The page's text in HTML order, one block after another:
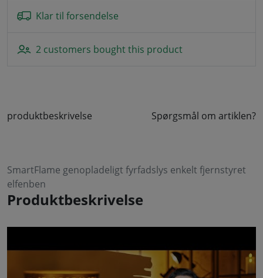
Klar til forsendelse
2 customers bought this product
produktbeskrivelse Spørgsmål om artiklen?
SmartFlame genopladeligt fyrfadslys enkelt fjernstyret
elfenben
Produktbeskrivelse